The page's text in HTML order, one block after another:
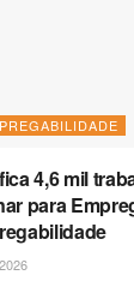
4,6 mil
para